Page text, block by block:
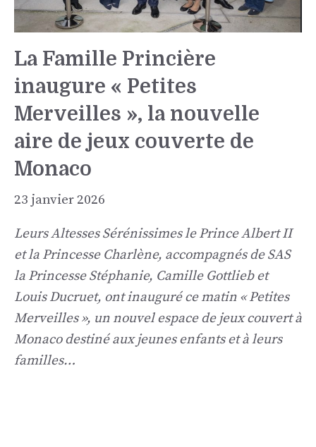
La Famille Princière
inaugure « Petites
Merveilles », la nouvelle
aire de jeux couverte de
Monaco
23 janvier 2026
Leurs Altesses Sérénissimes le Prince Albert II
et la Princesse Charlène, accompagnés de SAS
la Princesse Stéphanie, Camille Gottlieb et
Louis Ducruet, ont inauguré ce matin « Petites
Merveilles », un nouvel espace de jeux couvert à
Monaco destiné aux jeunes enfants et à leurs
familles…